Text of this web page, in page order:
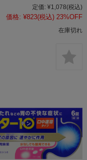
定価: ¥1,078(税込)
価格: ¥823(税込) 23%OFF
在庫切れ